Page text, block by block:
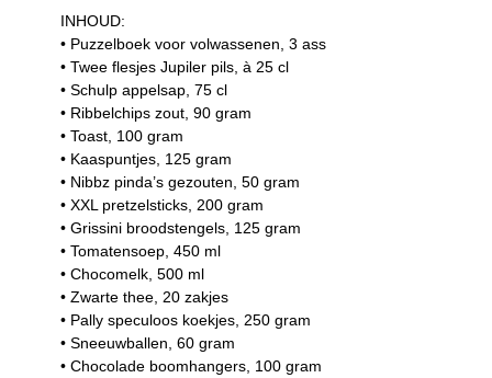
INHOUD:
• Puzzelboek voor volwassenen, 3 ass
• Twee flesjes Jupiler pils, à 25 cl
• Schulp appelsap, 75 cl
• Ribbelchips zout, 90 gram
• Toast, 100 gram
• Kaaspuntjes, 125 gram
• Nibbz pinda’s gezouten, 50 gram
• XXL pretzelsticks, 200 gram
• Grissini broodstengels, 125 gram
• Tomatensoep, 450 ml
• Chocomelk, 500 ml
• Zwarte thee, 20 zakjes
• Pally speculoos koekjes, 250 gram
• Sneeuwballen, 60 gram
• Chocolade boomhangers, 100 gram